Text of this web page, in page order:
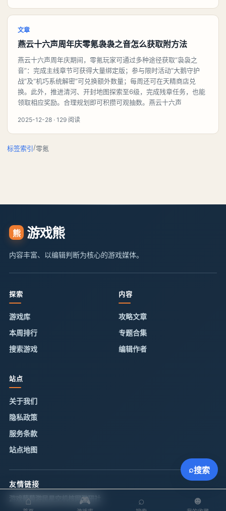
文章
燕云十六声周年庆零氪袅袅之音怎么获取附方法
燕云十六声周年庆期间，零氪玩家可通过多种途径获取“袅袅之
音”：完成主线章节可获得大量绑定版；参与限时活动“大鹅守护
战”及“机巧系统解密”可兑换额外数量；每周还可在天精商店兑
换。此外，推进清河、开封地图探索至6级，完成残章任务，也能
领取相应奖励。合理规划即可积攒可观抽数。燕云十六声
2025-12-28 · 129 阅读
标签索引/零氪
熊 游戏熊
内容丰富、以编辑判断为核心的游戏媒体。
探索
游戏库
本周排行
搜索游戏
内容
攻略文章
专题合集
编辑作者
站点
关于我们
隐私政策
服务条款
站点地图
友情链接
游戏葡萄 机核网游研社
⌂ 🎮 ⌕ ☻
⌕搜索